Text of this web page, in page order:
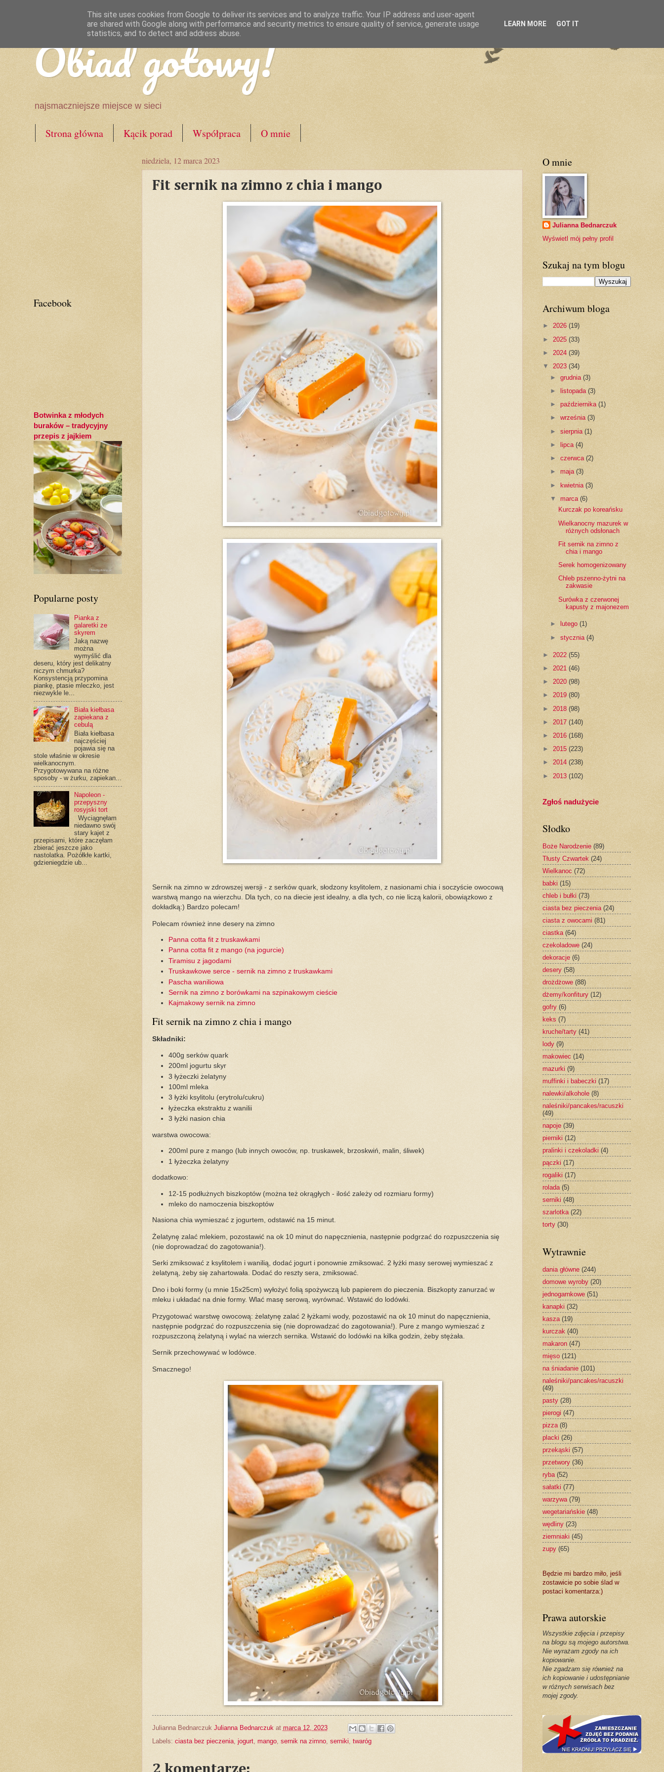
Obiad gotowy!
najsmaczniejsze miejsce w sieci
Strona główna Kącik porad Współpraca O mnie
niedziela, 12 marca 2023
Fit sernik na zimno z chia i mango
Sernik na zimno w zdrowszej wersji - z serków quark, słodzony ksylitolem, z nasionami chia i soczyście owocową
warstwą mango na wierzchu. Dla tych, co na diecie jest idealny, a dla tych, co nie liczą kalorii, obowiązkowo z
dokładką:) Bardzo polecam!
Polecam również inne desery na zimno
Panna cotta fit z truskawkami
Panna cotta fit z mango (na jogurcie)
Tiramisu z jagodami
Truskawkowe serce - sernik na zimno z truskawkami
Pascha waniliowa
Sernik na zimno z borówkami na szpinakowym cieście
Kajmakowy sernik na zimno
Fit sernik na zimno z chia i mango
Składniki:
400g serków quark
200ml jogurtu skyr
3 łyżeczki żelatyny
100ml mleka
3 łyżki ksylitolu (erytrolu/cukru)
łyżeczka ekstraktu z wanilii
3 łyżki nasion chia
warstwa owocowa:
200ml pure z mango (lub innych owoców, np. truskawek, brzoskwiń, malin, śliwek)
1 łyżeczka żelatyny
dodatkowo:
12-15 podłużnych biszkoptów (można też okrągłych - ilość zależy od rozmiaru formy)
mleko do namoczenia biszkoptów
Nasiona chia wymieszać z jogurtem, odstawić na 15 minut.
Żelatynę zalać mlekiem, pozostawić na ok 10 minut do napęcznienia, następnie podgrzać do rozpuszczenia się
(nie doprowadzać do zagotowania!).
Serki zmiksować z ksylitolem i wanilią, dodać jogurt i ponownie zmiksować. 2 łyżki masy serowej wymieszać z
żelatyną, żeby się zahartowała. Dodać do reszty sera, zmiksować.
Dno i boki formy (u mnie 15x25cm) wyłożyć folią spożywczą lub papierem do pieczenia. Biszkopty zanurzać w
mleku i układać na dnie formy. Wlać masę serową, wyrównać. Wstawić do lodówki.
Przygotować warstwę owocową: żelatynę zalać 2 łyżkami wody, pozostawić na ok 10 minut do napęcznienia,
następnie podgrzać do rozpuszczenia się (nie doprowadzać do zagotowania!). Pure z mango wymieszać z
rozpuszczoną żelatyną i wylać na wierzch sernika. Wstawić do lodówki na kilka godzin, żeby stężała.
Sernik przechowywać w lodówce.
Smacznego!
Julianna Bednarczuk Julianna Bednarczuk at marca 12, 2023
Labels: ciasta bez pieczenia, jogurt, mango, sernik na zimno, serniki, twaróg
Facebook
Botwinka z młodych
buraków – tradycyjny
przepis z jajkiem
Popularne posty
Pianka z
galaretki ze
skyrem
Jaką nazwę
można
wymyślić dla
deseru, który jest delikatny
niczym chmurka?
Konsystencją przypomina
piankę, ptasie mleczko, jest
niezwykle le...
Biała kiełbasa
zapiekana z
cebulą
Biała kiełbasa
najczęściej
pojawia się na
stole właśnie w okresie
wielkanocnym.
Przygotowywana na różne
sposoby - w żurku, zapiekan...
Napoleon -
przepyszny
rosyjski tort
Wyciągnęłam
niedawno swój
stary kajet z
przepisami, które zaczęłam
zbierać jeszcze jako
nastolatka. Pożółkłe kartki,
gdzieniegdzie ub...
O mnie
Julianna Bednarczuk
Wyświetl mój pełny profil
Szukaj na tym blogu
Archiwum bloga
► 2026 (19)
► 2025 (33)
► 2024 (39)
▼ 2023 (34)
► grudnia (3)
►
listopada (3)
► października (1)
► września (3)
► sierpnia (1)
►
lipca (4)
► czerwca (2)
► maja (3)
► kwietnia (3)
▼ marca (6)
Kurczak po koreańsku
Wielkanocny mazurek w
różnych odsłonach
Fit sernik na zimno z
chia i mango
Serek homogenizowany
Chleb pszenno-żytni na
zakwasie
Surówka z czerwonej
kapusty z majonezem
► lutego (1)
► stycznia (4)
► 2022 (55)
► 2021 (46)
► 2020 (98)
► 2019 (80)
► 2018 (98)
► 2017 (140)
► 2016 (168)
► 2015 (223)
► 2014 (238)
► 2013 (102)
Zgłoś nadużycie
Słodko
Boże Narodzenie (89)
Tłusty Czwartek (24)
Wielkanoc (72)
babki (15)
chleb i bułki (73)
ciasta bez pieczenia (24)
ciasta z owocami (81)
ciastka (64)
czekoladowe (24)
dekoracje (6)
desery (58)
drożdżowe (88)
dżemy/konfitury (12)
gofry (6)
keks (7)
kruche/tarty (41)
lody (9)
makowiec (14)
mazurki (9)
muffinki i babeczki (17)
nalewki/alkohole (8)
naleśniki/pancakes/racuszki
(49)
napoje (39)
pierniki (12)
pralinki i czekoladki (4)
pączki (17)
rogaliki (17)
rolada (5)
serniki (48)
szarlotka (22)
torty (30)
Wytrawnie
dania główne (244)
domowe wyroby (20)
jednogarnkowe (51)
kanapki (32)
kasza (19)
kurczak (40)
makaron (47)
mięso (121)
na śniadanie (101)
naleśniki/pancakes/racuszki
(49)
pasty (28)
pierogi (47)
pizza (8)
placki (26)
przekąski (57)
przetwory (36)
ryba (52)
sałatki (77)
warzywa (79)
wegetariańskie (48)
wędliny (23)
ziemniaki (45)
zupy (65)
Będzie mi bardzo miło, jeśli
zostawicie po sobie ślad w
postaci komentarza:)
Prawa autorskie
Wszystkie zdjęcia i przepisy
na blogu są mojego autorstwa.
Nie wyrażam zgody na ich
kopiowanie.
Nie zgadzam się również na
ich kopiowanie i udostępnianie
w różnych serwisach bez
mojej zgody.
This site uses cookies from Google to deliver its services and to analyze traffic. Your IP address and user-agent
are shared with Google along with performance and security metrics to ensure quality of service, generate usage
statistics, and to detect and address abuse.
LEARN MORE GOT IT